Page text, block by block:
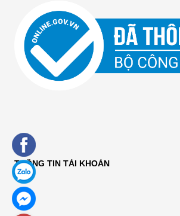
THÔNG TIN TÀI KHOẢN